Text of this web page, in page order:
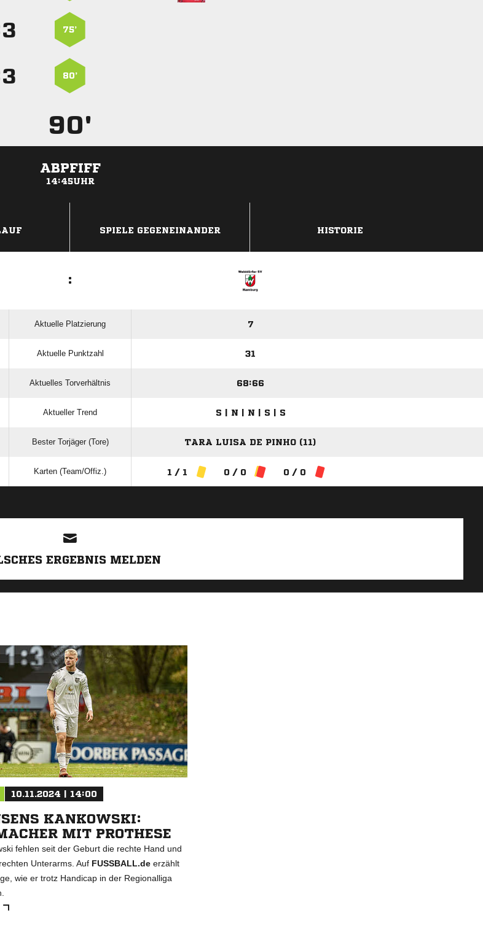
 75’
 80’
90'
ABPFIFF
14:45UHR
SPIELE GEGENEINANDER HISTORIE
:
Aktuelle Platzierung 7
Aktuelle Punktzahl 31
Aktuelles Torverhältnis 68:66
Aktueller Trend S | N | N | S | S
Bester Torjäger (Tore) TARA LUISA DE PINHO (11)
Karten (Team/Offiz.) 1 / 1 0 / 0 0 / 0
ERGEBNIS MELDEN
10.11.2024 | 14:00
KANKOWSKI:
MIT PROTHESE
fehlen seit der Geburt die rechte Hand und
Unterarms. Auf FUSSBALL.deerzählt
wie er trotz Handicap in der Regionalliga